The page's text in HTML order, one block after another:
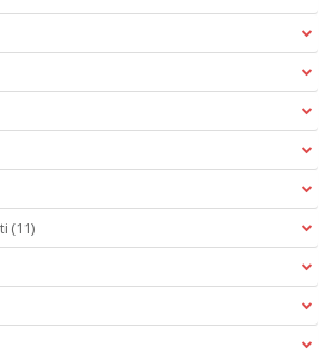
(11)